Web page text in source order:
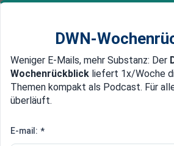
Newsticker MEIN DWN:
Edelmetalle DWN-Magazin
30 Verletzte
DWN-
Weniger E-Mails, mehr Substanz: Der
Wochenrückblick liefert 1x/Woche
Themen kompakt als Podcast. Für
überläuft.
E-mail: *